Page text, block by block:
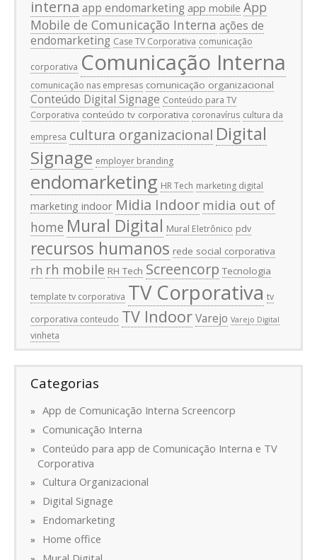
interna app endomarketing app mobile App
Mobile de Comunicação Interna ações de
endomarketing Case TV Corporativa comunicação
corporativa Comunicação Interna
comunicação nas empresas comunicação organizacional
Conteúdo Digital Signage Conteúdo para TV
Corporativa conteúdo tv corporativa coronavírus cultura da
empresa cultura organizacional Digital
Signage employer branding
endomarketing HR Tech marketing digital
marketing indoor Midia Indoor midia out of
home Mural Digital Mural Eletrônico pdv
recursos humanos rede social corporativa
rh rh mobile RH Tech Screencorp Tecnologia
template tv corporativa TV Corporativa tv
corporativa conteudo TV IndoorVarejo Varejo Digital
vinheta
Categorias
App de Comunicação Interna Screencorp
Comunicação Interna
Conteúdo para app de Comunicação Interna e TV
Corporativa
Cultura Organizacional
Digital Signage
Endomarketing
Home office